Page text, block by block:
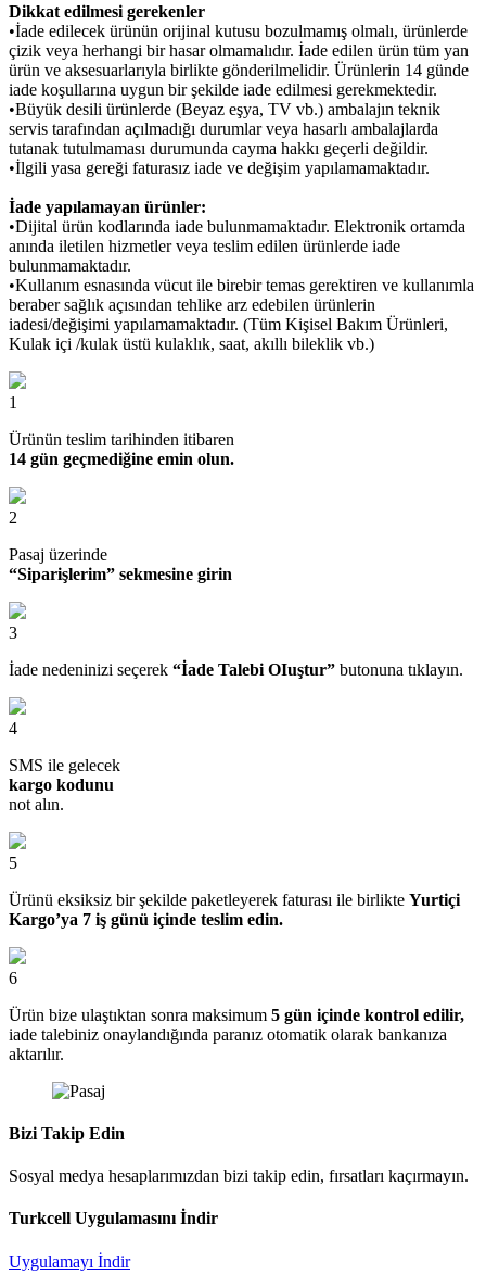
Dikkat edilmesi gerekenler
•İade edilecek ürünün orijinal kutusu bozulmamış olmalı, ürünlerde
çizik veya herhangi bir hasar olmamalıdır. İade edilen ürün tüm yan
ürün ve aksesuarlarıyla birlikte gönderilmelidir. Ürünlerin 14 günde
iade koşullarına uygun bir şekilde iade edilmesi gerekmektedir.
•Büyük desili ürünlerde (Beyaz eşya, TV vb.) ambalajın teknik
servis tarafından açılmadığı durumlar veya hasarlı ambalajlarda
tutanak tutulmaması durumunda cayma hakkı geçerli değildir.
•İlgili yasa gereği faturasız iade ve değişim yapılamamaktadır.
İade yapılamayan ürünler:
•Dijital ürün kodlarında iade bulunmamaktadır. Elektronik ortamda
anında iletilen hizmetler veya teslim edilen ürünlerde iade
bulunmamaktadır.
•Kullanım esnasında vücut ile birebir temas gerektiren ve kullanımla
beraber sağlık açısından tehlike arz edebilen ürünlerin
iadesi/değişimi yapılamamaktadır. (Tüm Kişisel Bakım Ürünleri,
Kulak içi /kulak üstü kulaklık, saat, akıllı bileklik vb.)
1
Ürünün teslim tarihinden itibaren
14 gün geçmediğine emin olun.
2
Pasaj üzerinde
“Siparişlerim” sekmesine girin
3
İade nedeninizi seçerek “İade Talebi OIuştur” butonuna tıklayın.
4
SMS ile gelecek
kargo kodunu
not alın.
5
Ürünü eksiksiz bir şekilde paketleyerek faturası ile birlikte Yurtiçi
Kargo’ya 7 iş günü içinde teslim edin.
6
Ürün bize ulaştıktan sonra maksimum 5 gün içinde kontrol edilir,
iade talebiniz onaylandığında paranız otomatik olarak bankanıza
aktarılır.
Bizi Takip Edin
Sosyal medya hesaplarımızdan bizi takip edin, fırsatları kaçırmayın.
Turkcell Uygulamasını İndir
Uygulamayı İndir